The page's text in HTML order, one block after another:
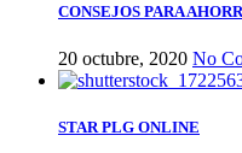
CONSEJOS PARA
20 octubre, 2020 No
STAR PLG ONLINE